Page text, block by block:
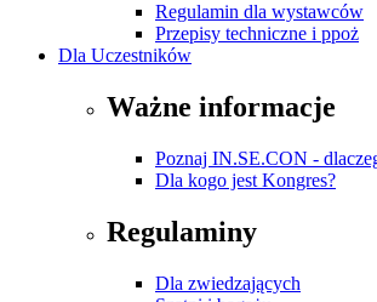
Regulamin dla wystawców
Przepisy techniczne i ppoż
Dla Uczestników
Ważne informacje
Poznaj IN.SE.CON -
Dla kogo jest Kongres?
Regulaminy
Dla zwiedzających